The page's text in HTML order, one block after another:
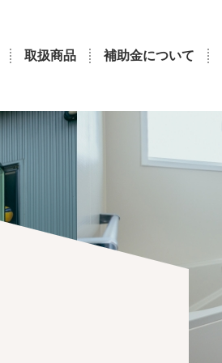
取扱商品 補助金について